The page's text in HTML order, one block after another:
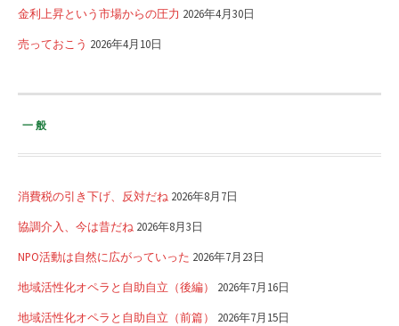
金利上昇という市場からの圧力 2026年4月30日
売っておこう 2026年4月10日
一般
消費税の引き下げ、反対だね 2026年8月7日
協調介入、今は昔だね 2026年8月3日
NPO活動は自然に広がっていった 2026年7月23日
地域活性化オペラと自助自立（後編） 2026年7月16日
地域活性化オペラと自助自立（前篇） 2026年7月15日